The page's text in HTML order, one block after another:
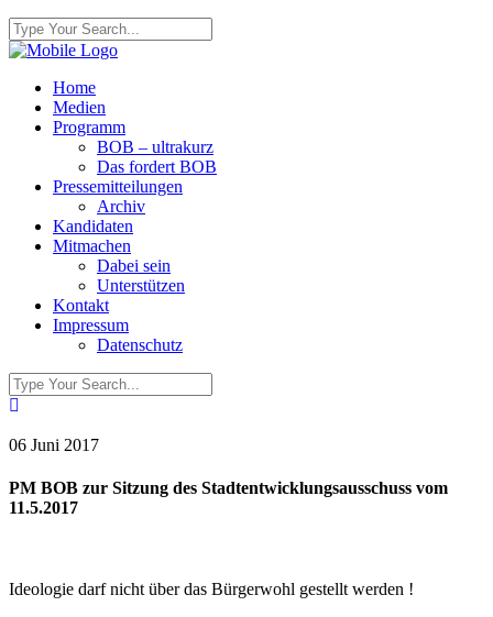
Home
Medien
Programm
BOB – ultrakurz
Das fordert BOB
Pressemitteilungen
Archiv
Kandidaten
Mitmachen
Dabei sein
Unterstützen
Kontakt
Impressum
Datenschutz
06 Juni 2017
PM BOB zur Sitzung des Stadtentwicklungsausschuss vom
11.5.2017
Ideologie darf nicht über das Bürgerwohl gestellt werden !